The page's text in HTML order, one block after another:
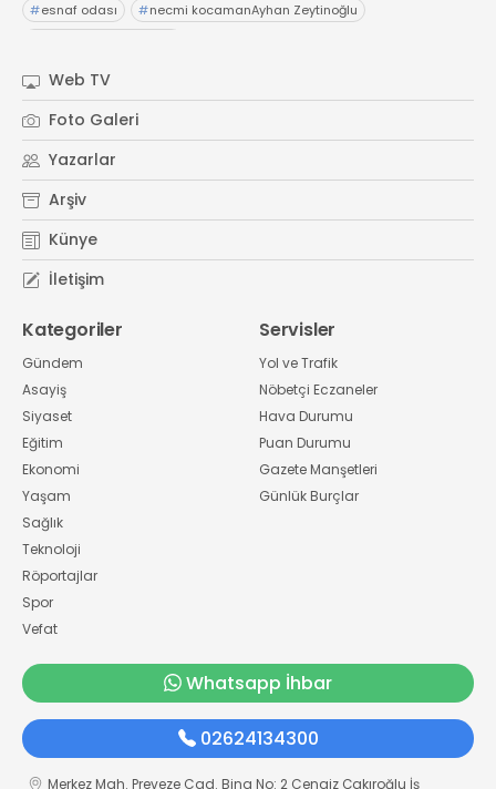
#esnaf odası #necmi kocamanAyhan Zeytinoğlu
Web TV
Foto Galeri
Yazarlar
Arşiv
Künye
İletişim
Kategoriler
Gündem
Asayiş
Siyaset
Eğitim
Ekonomi
Yaşam
Sağlık
Teknoloji
Röportajlar
Spor
Vefat
Servisler
Yol ve Trafik
Nöbetçi Eczaneler
Hava Durumu
Puan Durumu
Gazete Manşetleri
Günlük Burçlar
Whatsapp İhbar
02624134300
Merkez Mah. Preveze Cad. Bina No: 2 Cengiz Çakıroğlu İş